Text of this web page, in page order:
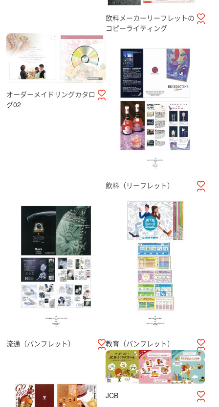
飲料メーカーリーフレットの
コピーライティング
オーダーメイドリングカタロ
グ02
飲料（リーフレット）
流通（パンフレット） 教育（パンフレット）
JCB